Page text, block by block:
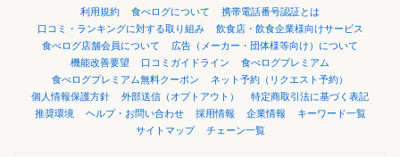
利用規約 食べログについて
携帯電話番号認証とは
口コミ・ランキングに対する取り組み
飲食店・飲食企業様向けサービス
食べログ店舗会員について
広告（メーカー・団体様等向け）について
機能改善要望
口コミガイドライン
食べログプレミアム
食べログプレミアム無料クーポン
ネット予約（リクエスト予約）
個人情報保護方針
外部送信（オプトアウト）
特定商取引法に基づく表記
推奨環境
ヘルプ・お問い合わせ 採用情報 企業情報
キーワード一覧
サイトマップ
チェーン一覧